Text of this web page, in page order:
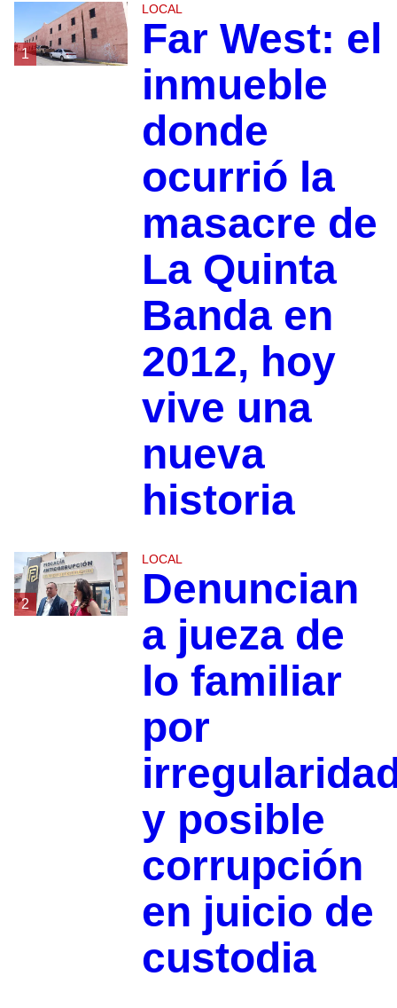
1
LOCAL
Far West: el
inmueble
donde
ocurrió la
masacre de
La Quinta
Banda en
2012, hoy
vive una
nueva
historia
2
LOCAL
Denuncian
a jueza de
lo familiar
por
y posible
corrupción
en juicio de
custodia